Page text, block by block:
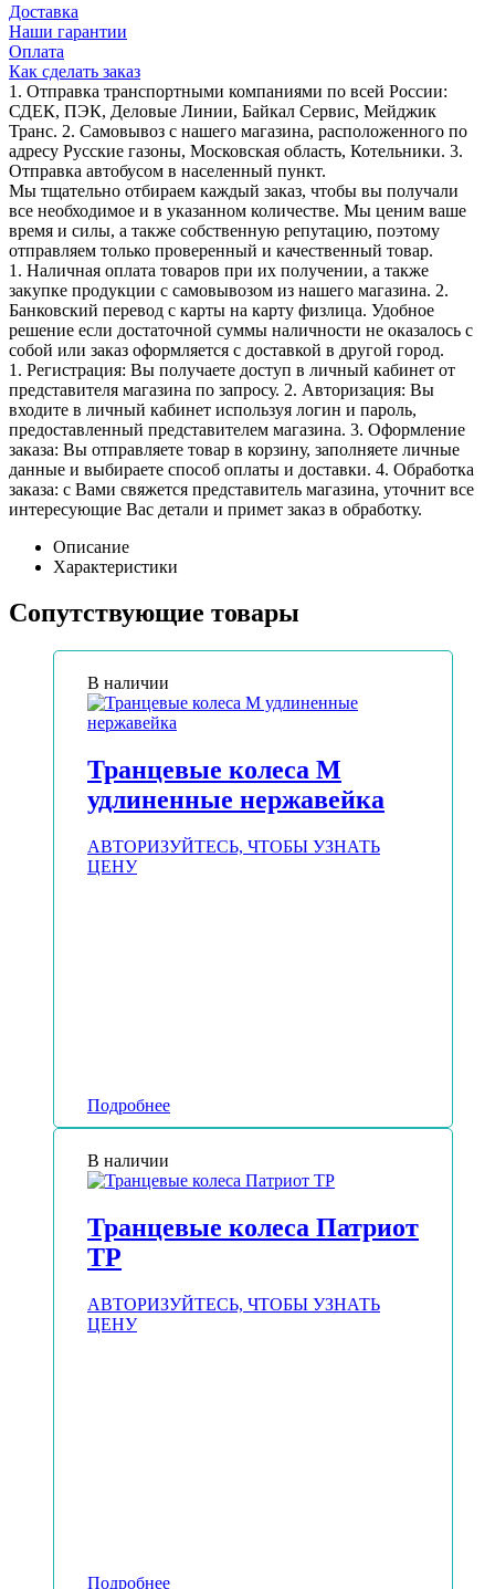
Доставка
Наши гарантии
Оплата
Как сделать заказ
1. Отправка транспортными компаниями по всей России:
СДЕК, ПЭК, Деловые Линии, Байкал Сервис, Мейджик
Транс. 2. Самовывоз с нашего магазина, расположенного по
адресу Русские газоны, Московская область, Котельники. 3.
Отправка автобусом в населенный пункт.
Мы тщательно отбираем каждый заказ, чтобы вы получали
все необходимое и в указанном количестве. Мы ценим ваше
время и силы, а также собственную репутацию, поэтому
отправляем только проверенный и качественный товар.
1. Наличная оплата товаров при их получении, а также
закупке продукции с самовывозом из нашего магазина. 2.
Банковский перевод с карты на карту физлица. Удобное
решение если достаточной суммы наличности не оказалось с
собой или заказ оформляется с доставкой в другой город.
1. Регистрация: Вы получаете доступ в личный кабинет от
представителя магазина по запросу. 2. Авторизация: Вы
входите в личный кабинет используя логин и пароль,
предоставленный представителем магазина. 3. Оформление
заказа: Вы отправляете товар в корзину, заполняете личные
данные и выбираете способ оплаты и доставки. 4. Обработка
заказа: с Вами свяжется представитель магазина, уточнит все
интересующие Вас детали и примет заказ в обработку.
Описание
Характеристики
Сопутствующие товары
В наличии
Транцевые колеса М
удлиненные нержавейка
АВТОРИЗУЙТЕСЬ, ЧТОБЫ УЗНАТЬ
ЦЕНУ
Подробнее
В наличии
Транцевые колеса Патриот
ТР
АВТОРИЗУЙТЕСЬ, ЧТОБЫ УЗНАТЬ
ЦЕНУ
Подробнее